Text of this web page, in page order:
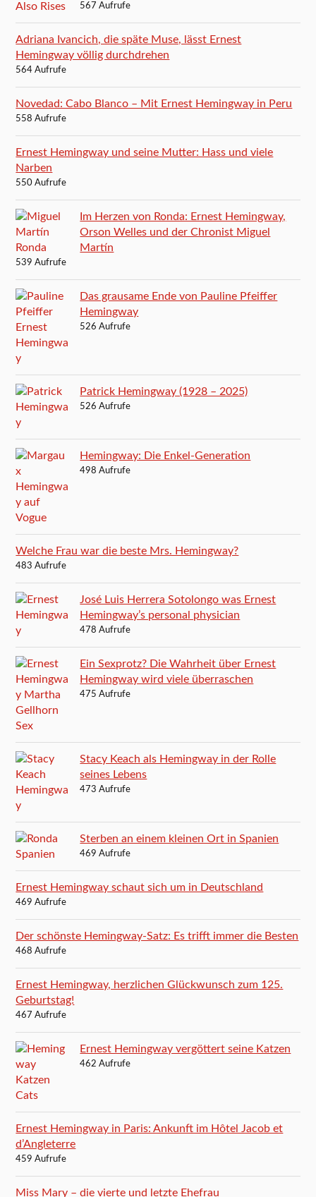
567 Aufrufe
Adriana Ivancich, die späte Muse, lässt Ernest
Hemingway völlig durchdrehen
564 Aufrufe
Novedad: Cabo Blanco – Mit Ernest Hemingway in Peru
558 Aufrufe
Ernest Hemingway und seine Mutter: Hass und viele
Narben
550 Aufrufe
Im Herzen von Ronda: Ernest Hemingway,
Orson Welles und der Chronist Miguel
Martín
539 Aufrufe
Das grausame Ende von Pauline Pfeiffer
Hemingway
526 Aufrufe
Patrick Hemingway (1928 – 2025)
526 Aufrufe
Hemingway: Die Enkel-Generation
498 Aufrufe
Welche Frau war die beste Mrs. Hemingway?
483 Aufrufe
José Luis Herrera Sotolongo was Ernest
Hemingway’s personal physician
478 Aufrufe
Ein Sexprotz? Die Wahrheit über Ernest
Hemingway wird viele überraschen
475 Aufrufe
Stacy Keach als Hemingway in der Rolle
seines Lebens
473 Aufrufe
Sterben an einem kleinen Ort in Spanien
469 Aufrufe
Ernest Hemingway schaut sich um in Deutschland
469 Aufrufe
Der schönste Hemingway-Satz: Es trifft immer die Besten
468 Aufrufe
Ernest Hemingway, herzlichen Glückwunsch zum 125.
Geburtstag!
467 Aufrufe
Ernest Hemingway vergöttert seine Katzen
462 Aufrufe
Ernest Hemingway in Paris: Ankunft im Hôtel Jacob et
d’Angleterre
459 Aufrufe
Miss Mary – die vierte und letzte Ehefrau